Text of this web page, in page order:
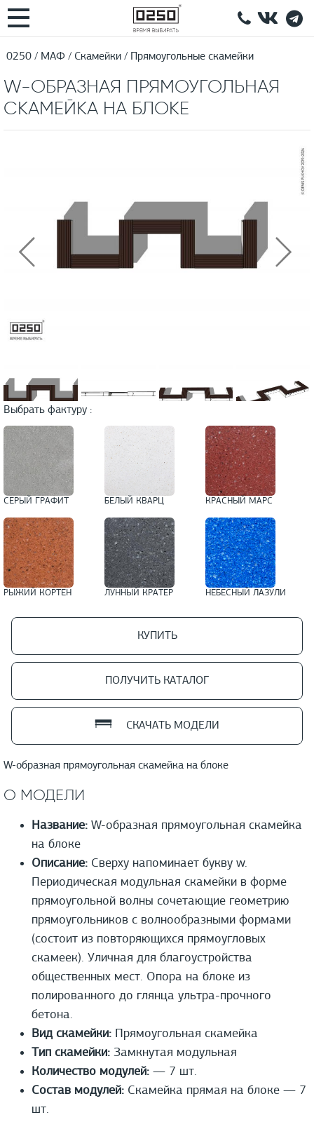
0250 МАФ Скамейки Прямоугольные скамейки
W-ОБРАЗНАЯ ПРЯМОУГОЛЬНАЯ
СКАМЕЙКА НА БЛОКЕ
W-образная прямоугольная скамейка на блоке
Выбрать фактуру :
СЕРЫЙ ГРАФИТ БЕЛЫЙ КВАРЦ КРАСНЫЙ МАРС
РЫЖИЙ КОРТЕН ЛУННЫЙ КРАТЕР НЕБЕСНЫЙ ЛАЗУЛИ
КУПИТЬ
ПОЛУЧИТЬ КАТАЛОГ
СКАЧАТЬ МОДЕЛИ
О МОДЕЛИ
Название: W-образная прямоугольная скамейка
на блоке
Описание: Сверху напоминает букву w.
Периодическая модульная скамейки в форме
прямоугольной волны сочетающие геометрию
прямоугольников с волнообразными формами
(состоит из повторяющихся прямоугловых
скамеек). Уличная для благоустройства
общественных мест. Опора на блоке из
полированного до глянца ультра-прочного
бетона.
Вид скамейки: Прямоугольная скамейка
Тип скамейки: Замкнутая модульная
Количество модулей: — 7 шт.
Состав модулей: Скамейка прямая на блоке — 7
шт.